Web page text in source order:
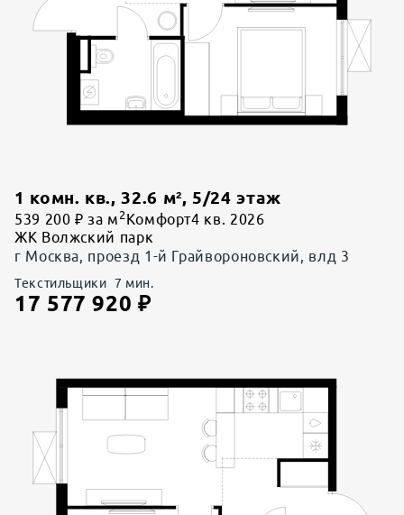
1 комн. кв., 32.6 м², 5/24 этаж
539 200 ₽ за м 2 Комфорт4 кв. 2026
ЖК Волжский парк
г Москва, проезд 1-й Грайвороновский, влд 3
Текстильщики 7 мин.
17 577 920 ₽